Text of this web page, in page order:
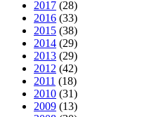
2017 (28)
2016 (33)
2015 (38)
2014 (29)
2013 (29)
2012 (42)
2011 (18)
2010 (31)
2009 (13)